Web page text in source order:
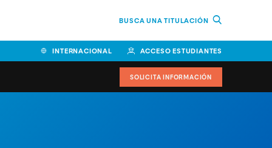
BUSCA UNA TITULACIÓN
INTERNACIONAL ACCESO ESTUDIANTES
SOLICITA INFORMACIÓN